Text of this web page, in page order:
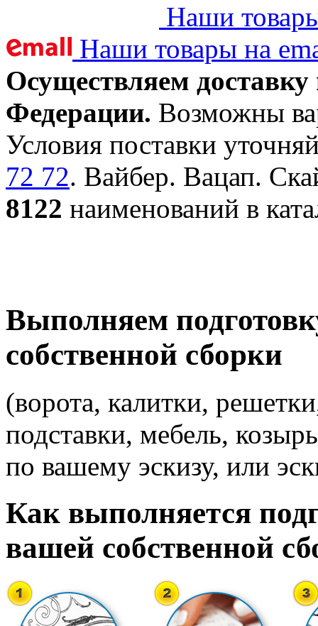
Наши
Наши товары на
Осуществляем
Федерации. Возможны
Условия поставки
72 72. Вайбер. Вацап.
8122 наименований в
Выполняем
собственной сборки
(ворота, калитки,
подставки, мебель,
по вашему эскизу, или
Как выполняется
вашей собственной